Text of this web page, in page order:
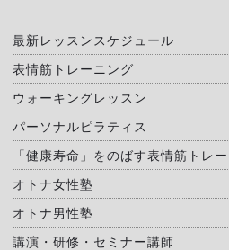
最新レッスンスケジュール
表情筋トレーニング
ウォーキングレッスン
パーソナルピラティス
「健康寿命」をのばす表情筋トレ
オトナ女性塾
オトナ男性塾
講演・研修・セミナー講師